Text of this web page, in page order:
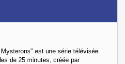
est une série télévisée
de 25 minutes, créée par